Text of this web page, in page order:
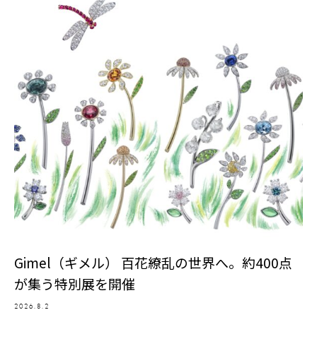
Gimel（ギメル） 百花繚乱の世界へ。約400点
が集う特別展を開催
2026.8.2